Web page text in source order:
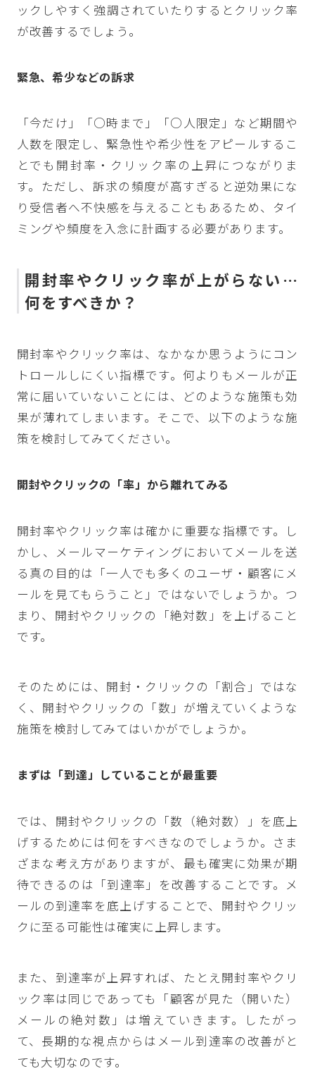
ックしやすく強調されていたりするとクリック率
が改善するでしょう。
緊急、希少などの訴求
「今だけ」「○時まで」「○人限定」など期間や
人数を限定し、緊急性や希少性をアピールするこ
とでも開封率・クリック率の上昇につながりま
す。ただし、訴求の頻度が高すぎると逆効果にな
り受信者へ不快感を与えることもあるため、タイ
ミングや頻度を入念に計画する必要があります。
開封率やクリック率が上がらない …
何をすべきか？
開封率やクリック率は、なかなか思うようにコン
トロールしにくい指標です。何よりもメールが正
常に届いていないことには、どのような施策も効
果が薄れてしまいます。そこで、以下のような施
策を検討してみてください。
開封やクリックの「率」から離れてみる
開封率やクリック率は確かに重要な指標です。し
かし、メールマーケティングにおいてメールを送
る真の目的は「一人でも多くのユーザ・顧客にメ
ールを見てもらうこと」ではないでしょうか。つ
まり、開封やクリックの「絶対数」を上げること
です。
そのためには、開封・クリックの「割合」ではな
く、開封やクリックの「数」が増えていくような
施策を検討してみてはいかがでしょうか。
まずは「到達」していることが最重要
では、開封やクリックの「数（絶対数）」を底上
げするためには何をすべきなのでしょうか。さま
ざまな考え方がありますが、最も確実に効果が期
待できるのは「到達率」を改善することです。メ
ールの到達率を底上げすることで、開封やクリッ
クに至る可能性は確実に上昇します。
また、到達率が上昇すれば、たとえ開封率やクリ
ック率は同じであっても「顧客が見た（開いた）
メールの絶対数」は増えていきます。したがっ
て、長期的な視点からはメール到達率の改善がと
ても大切なのです。